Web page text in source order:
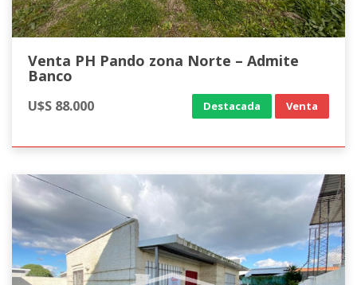
Venta PH Pando zona Norte – Admite
Banco
U$S 88.000 Destacada Venta